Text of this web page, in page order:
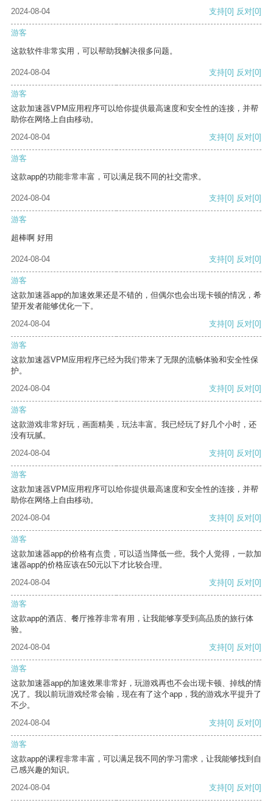
2024-08-04 支持[0] 反对[0]
游客
这款软件非常实用，可以帮助我解决很多问题。
2024-08-04 支持[0] 反对[0]
游客
这款加速器VPM应用程序可以给你提供最高速度和安全性的连接，并帮
助你在网络上自由移动。
2024-08-04
支持[0] 反对[0]
游客
这款app的功能非常丰富，可以满足我不同的社交需求。
2024-08-04 支持[0] 反对[0]
游客
超棒啊 好用
2024-08-04 支持[0] 反对[0]
游客
这款加速器app的加速效果还是不错的，但偶尔也会出现卡顿的情况，希
望开发者能够优化一下。
2024-08-04
支持[0] 反对[0]
游客
这款加速器VPM应用程序已经为我们带来了无限的流畅体验和安全性保
护。
2024-08-04
支持[0] 反对[0]
游客
这款游戏非常好玩，画面精美，玩法丰富。我已经玩了好几个小时，还
没有玩腻。
2024-08-04
支持[0] 反对[0]
游客
这款加速器VPM应用程序可以给你提供最高速度和安全性的连接，并帮
助你在网络上自由移动。
2024-08-04
支持[0] 反对[0]
游客
这款加速器app的价格有点贵，可以适当降低一些。我个人觉得，一款加
速器app的价格应该在50元以下才比较合理。
2024-08-04
支持[0] 反对[0]
游客
这款app的酒店、餐厅推荐非常有用，让我能够享受到高品质的旅行体
验。
2024-08-04
支持[0] 反对[0]
游客
这款加速器app的加速效果非常好，玩游戏再也不会出现卡顿、掉线的情
况了。我以前玩游戏经常会输，现在有了这个app，我的游戏水平提升了
不少。
2024-08-04
支持[0] 反对[0]
游客
这款app的课程非常丰富，可以满足我不同的学习需求，让我能够找到自
己感兴趣的知识。
2024-08-04
支持[0] 反对[0]